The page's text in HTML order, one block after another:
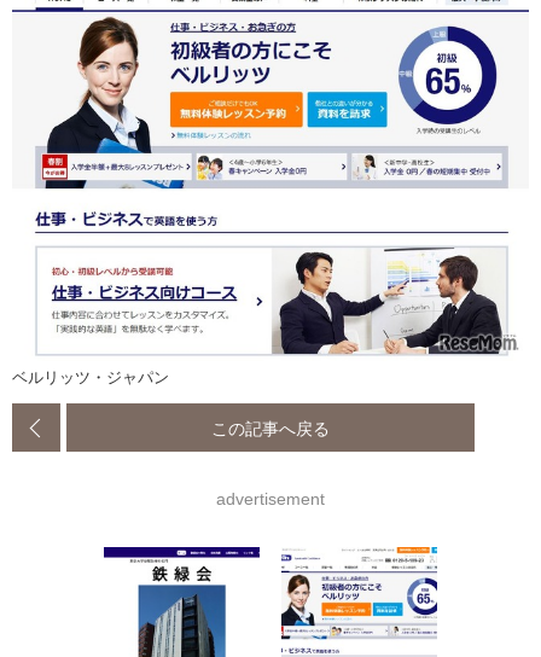
ベルリッツ・ジャパン
この記事へ戻る
advertisement